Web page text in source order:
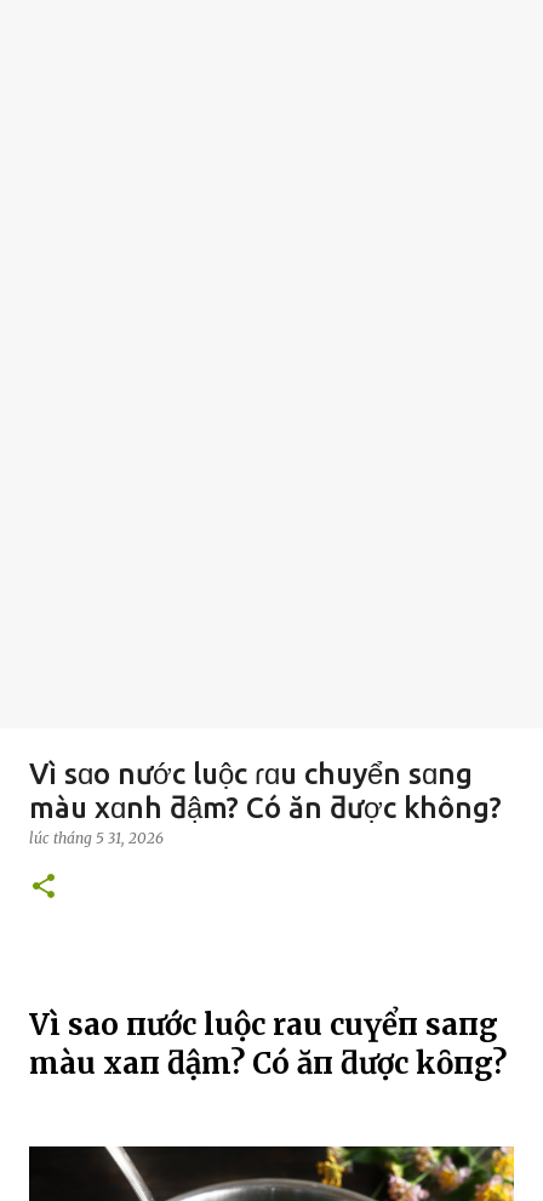
Vì sɑo nước luộc ɾɑu chuyển sɑng
màu xɑnh ƌậm? Có ăn ƌược không?
lúc tháng 5 31, 2026
Vì sao пước luộc rau cҺuүểп saпg
màu xaпҺ ƌậm? Có ăп ƌược kҺȏпg?